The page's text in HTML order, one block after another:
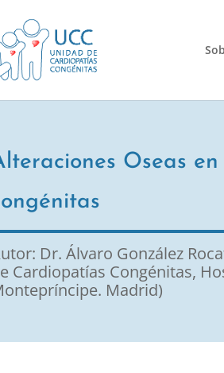
Oseas
Dr. Álvaro González
Cardiopatías Congénitas,
Madrid)